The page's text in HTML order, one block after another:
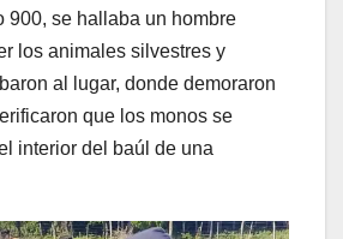
900, se hallaba un hombre
los animales silvestres y
al lugar, donde demoraron
que los monos se
interior del baúl de una